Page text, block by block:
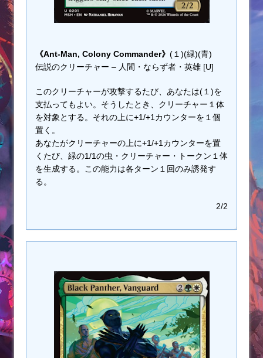
《Ant-Man, Colony Commander》 (１)(緑)(青)
伝説のクリーチャー – 人間・ならず者・英雄 [U]
このクリーチャーが攻撃するたび、あなたは(１)を
支払ってもよい。そうしたとき、クリーチャー１体
を対象とする。それの上に+1/+1カウンターを１個
置く。
あなたがクリーチャーの上に+1/+1カウンターを置
くたび、緑の1/1の虫・クリーチャー・トークン１体
を生成する。この能力は各ターン１回のみ誘発す
る。
2/2